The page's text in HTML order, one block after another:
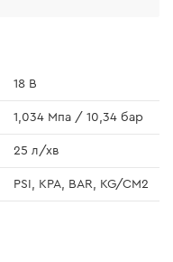
18 В
1,034 Мпа / 10,34 бар
25 л/хв
PSI, KPA, BAR, KG/CM2